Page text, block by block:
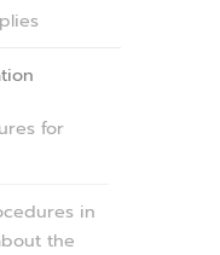
for
in
the